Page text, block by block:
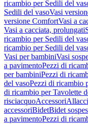
ricambio per Sedili del
Sedili del vasoVasi
versione ComfortVasi a
Vasi a cacciata, prolungati
ricambio per Sedili del
ricambio per Sedili del
Vasi per bambiniVasi
a pavimentoPezzi di
per bambiniPezzi di
del vasoPezzi di ricambio
di ricambio per Tavolette
risciacquoAccessori
accessoriBidetBidet
a pavimentoPezzi di